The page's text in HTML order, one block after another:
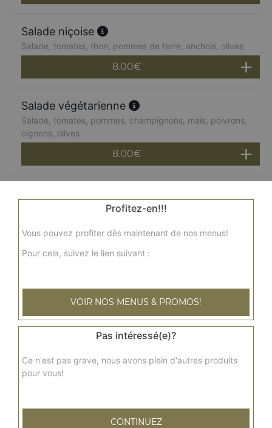
Salade niçoise
Salade, tomates, thon, pommes de terre, anchois, olives
8.00€
Salade végétarienne
Salade, tomates, pommes, champignons, maïs, poivrons,
oignons, olives
8.00€
Salade, saumon, crevettes, tomates, oignons, olives,
Profitez-en!!!
Vous pouvez profiter dès maintenant de nos menus!
Pour cela, suivez le lien suivant :
VOIR NOS MENUS & PROMOS!
Pas intéressé(e)?
Ce n'est pas grave, nous avons plein d'autres produits
pour vous!
CONTINUEZ